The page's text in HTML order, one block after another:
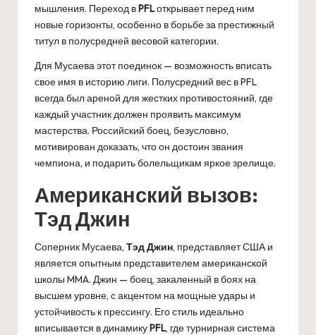
мышления. Переход вPFLоткрывает перед ним
новые горизонты, особенно в борьбе за престижный
титул в полусредней весовой категории.
Для Мусаева этот поединок — возможность вписать
свое имя в историю лиги. Полусредний вес в PFL
всегда был ареной для жестких противостояний, где
каждый участник должен проявить максимум
мастерства. Российский боец, безусловно,
мотивирован доказать, что он достоин звания
чемпиона, и подарить болельщикам яркое зрелище.
Американский вызов:
Тэд Джин
Соперник Мусаева, Тэд Джин, представляет США и
является опытным представителем американской
школы MMA. Джин — боец, закаленный в боях на
высшем уровне, с акцентом на мощные удары и
устойчивость к прессингу. Его стиль идеально
вписывается в динамикуPFL, где турнирная система